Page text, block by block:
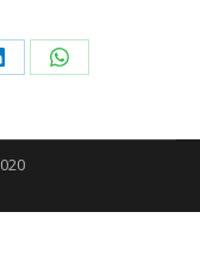
Partager
WhatsApp